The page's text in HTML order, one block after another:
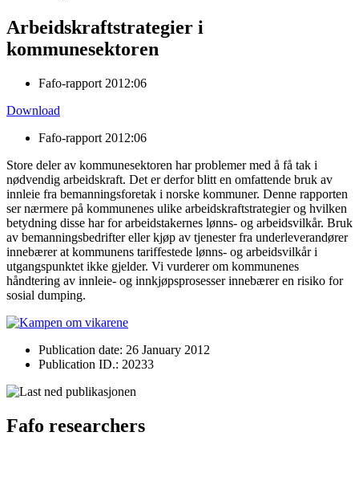
Arbeidskraftstrategier i
kommunesektoren
Fafo-rapport 2012:06
Download
Fafo-rapport 2012:06
Store deler av kommunesektoren har problemer med å få tak i
nødvendig arbeidskraft. Det er derfor blitt en omfattende bruk av
innleie fra bemanningsforetak i norske kommuner. Denne rapporten
ser nærmere på kommunenes ulike arbeidskraftstrategier og hvilken
betydning disse har for arbeidstakernes lønns- og arbeidsvilkår. Bruk
av bemanningsbedrifter eller kjøp av tjenester fra underleverandører
innebærer at kommunens tariffestede lønns- og arbeidsvilkår i
utgangspunktet ikke gjelder. Vi vurderer om kommunenes
håndtering av innleie- og innkjøpsprosesser innebærer en risiko for
sosial dumping.
Publication date: 26 January 2012
Publication ID.: 20233
Fafo researchers